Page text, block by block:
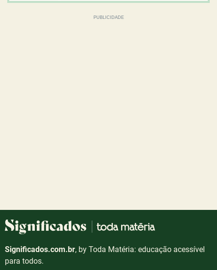
Significados.com.br, by Toda Matéria: educação acessível
para todos.